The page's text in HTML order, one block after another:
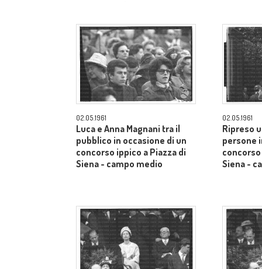
02.05.1961
Luca e Anna Magnani tra il
pubblico in occasione di un
concorso ippico a Piazza di
Siena - campo medio
02.05.1961
Ripreso
persone
Siena -